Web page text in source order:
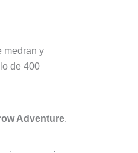
medran y
de 400
Adventure.